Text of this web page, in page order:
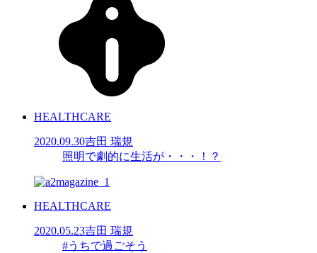
HEALTHCARE
2020.09.30吉田 瑞規
照明で劇的に生活が・・・！？
HEALTHCARE
2020.05.23吉田 瑞規
#うちで過ごそう